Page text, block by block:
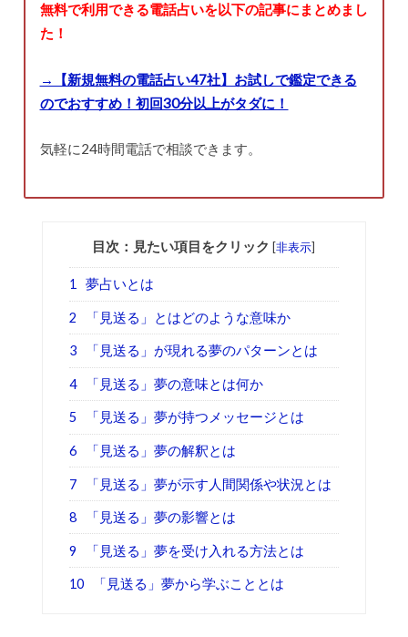
無料で利用できる電話占いを以下の記事にまとめまし
た！
→【新規無料の電話占い47社】お試しで鑑定できる
のでおすすめ！初回30分以上がタダに！
気軽に24時間電話で相談できます。
目次：見たい項目をクリック [非表示]
1 夢占いとは
2 「見送る」とはどのような意味か
3 「見送る」が現れる夢のパターンとは
4 「見送る」夢の意味とは何か
5 「見送る」夢が持つメッセージとは
6 「見送る」夢の解釈とは
7 「見送る」夢が示す人間関係や状況とは
8 「見送る」夢の影響とは
9 「見送る」夢を受け入れる方法とは
10 「見送る」夢から学ぶこととは